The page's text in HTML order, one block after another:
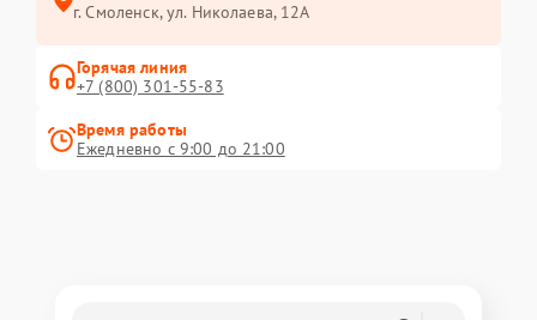
г. Смоленск, ул. Николаева, 12А
Горячая линия
+7 (800) 301-55-83
Время работы
Ежедневно с 9:00 до 21:00